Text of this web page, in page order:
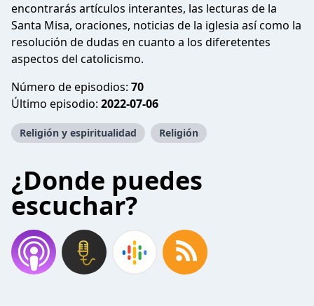
encontrarás artículos interantes, las lecturas de la
Santa Misa, oraciones, noticias de la iglesia así como la
resolución de dudas en cuanto a los diferetentes
aspectos del catolicismo.
Número de episodios: 70
Último episodio: 2022-07-06
Religión y espiritualidad Religión
¿Donde puedes
escuchar?